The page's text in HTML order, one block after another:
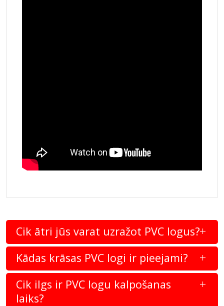
Cik ātri jūs varat uzražot PVC logus?
Kādas krāsas PVC logi ir pieejami?
Cik ilgs ir PVC logu kalpošanas
laiks?